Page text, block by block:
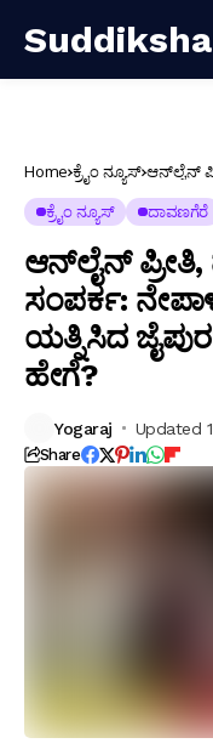
Home ಕ್ರೈಂ ನ್ಯೂಸ್ ಆನ್‌ಲೈನ್
ಕ್ರೈಂ ನ್ಯೂಸ್ ದಾವಣಗೆರೆ
ಆನ್‌ಲೈನ್
ಸಂಪರ್ಕ:
ಯತ್ನಿಸಿದ
ಹೇಗೆ?
Yogaraj Updated
Share